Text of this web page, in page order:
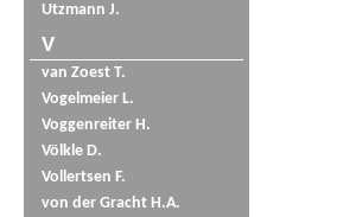
Utzmann J.
V
van Zoest T.
Vogelmeier L.
Voggenreiter H.
Völkle D.
Vollertsen F.
von der Gracht H.A.